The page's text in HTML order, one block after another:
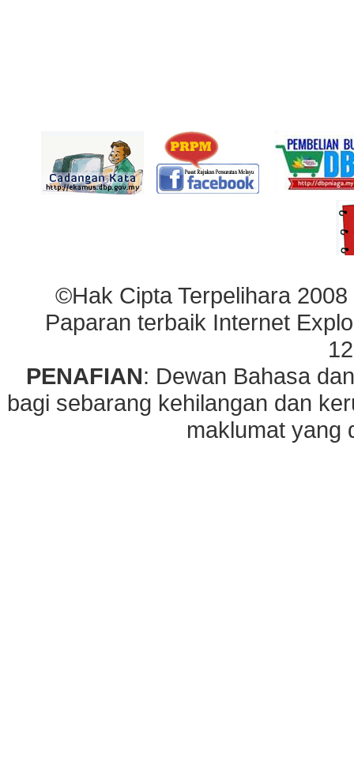
©Hak Cipta Terpelihara
Paparan terbaik Internet
PENAFIAN: Dewan Bahasa
bagi sebarang kehilangan dan
maklumat yang